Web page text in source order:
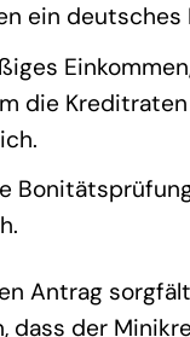
ein deutsches
die
Antrag
dass der